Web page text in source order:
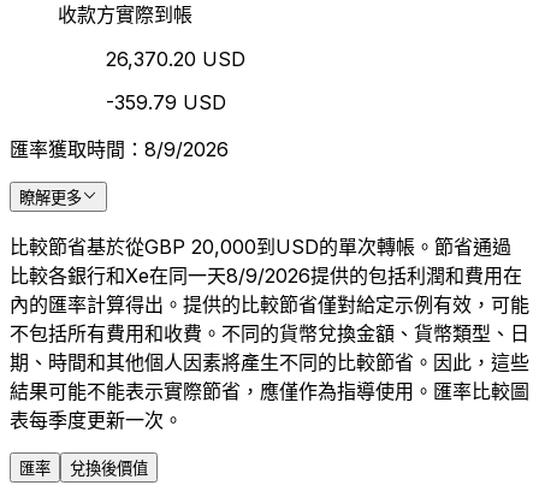
收款方實際到帳
26,370.20 USD
-359.79 USD
匯率獲取時間：8/9/2026
瞭解更多
比較節省基於從GBP 20,000到USD的單次轉帳。節省通過
比較各銀行和Xe在同一天8/9/2026提供的包括利潤和費用在
內的匯率計算得出。提供的比較節省僅對給定示例有效，可能
不包括所有費用和收費。不同的貨幣兌換金額、貨幣類型、日
期、時間和其他個人因素將產生不同的比較節省。因此，這些
結果可能不能表示實際節省，應僅作為指導使用。匯率比較圖
表每季度更新一次。
匯率 兌換後價值